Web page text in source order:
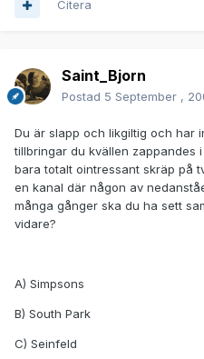
Citera
Saint_Bjorn
Postad 5 September ,
Du är slapp och likgiltig och har
tillbringar du kvällen zappandes
bara totalt ointressant skräp på
en kanal där någon av
många gånger ska du ha sett
vidare?
A) Simpsons
B) South Park
C) Seinfeld